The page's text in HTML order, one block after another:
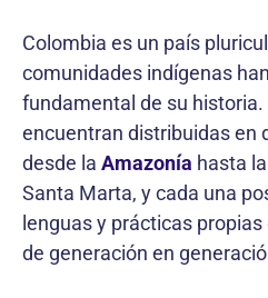
Colombia es un país
comunidades indígenas
fundamental de su
encuentran distribuidas en
desde la Amazonía hasta
Santa Marta, y cada una
lenguas y prácticas
de generación en